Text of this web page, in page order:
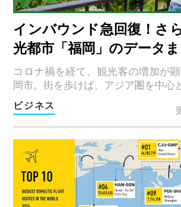
インバウンド急回復！さ
光都市「福岡」のデータ
コロナ禍を経て、観光客の増加が
岡市。街を歩けば、アジア圏を中
ビジネス